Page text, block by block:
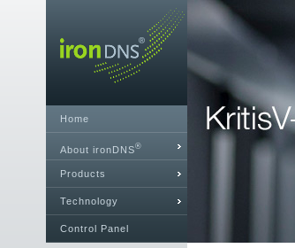
Home
About ironDNS®
Products
Technology
Control Panel